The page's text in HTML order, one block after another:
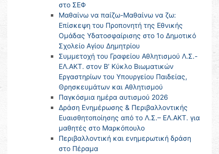
στο ΣΕΦ
Μαθαίνω να παίζω-Μαθαίνω να ζω:
Επίσκεψη του Προπονητή της Εθνικής
Ομάδας Υδατοσφαίρισης στο 1ο Δημοτικό
Σχολείο Αγίου Δημητρίου
Συμμετοχή του Γραφείου Αθλητισμού Λ.Σ.-
ΕΛ.ΑΚΤ. στον Β’ Κύκλο Βιωματικών
Εργαστηρίων του Υπουργείου Παιδείας,
Θρησκευμάτων και Αθλητισμού
Παγκόσμια ημέρα αυτισμού 2026
Δράση Ενημέρωσης & Περιβαλλοντικής
Ευαισθητοποίησης από το Λ.Σ.– ΕΛ.ΑΚΤ. για
μαθητές στο Μαρκόπουλο
Περιβαλλοντική και ενημερωτική δράση
στο Πέραμα